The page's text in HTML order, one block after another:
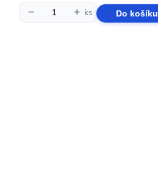
− + ks Do košíku